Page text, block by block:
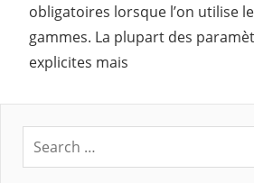
obligatoires lorsque l’on utilise
gammes. La plupart des
explicites mais